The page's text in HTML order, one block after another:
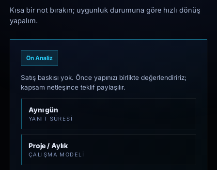
Kısa bir not bırakın; uygunluk durumuna göre hızlı dönüş
yapalım.
Ön Analiz
Satış baskısı yok. Önce yapınızı birlikte değerlendiririz;
kapsam netleşince teklif paylaşılır.
Aynı gün
YANIT SÜRESI
Proje / Aylık
ÇALIŞMA MODELI